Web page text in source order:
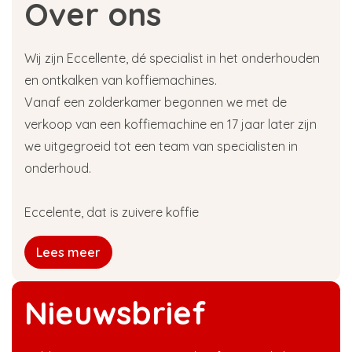
bij ons diverse producten bestellen.
Hoe ontstaat kalkaanslag in mijn
Graef espressomachine?
Nederland behoort tot de landen met de beste
drinkwaterkwaliteit. Daar mogen we best trots
op zijn! Het water bevat echter wel veel kalk.
Die kalk gaat zich na verloop van tijd afzetten
apparaten. Wanneer je daar niets aan doet, zal
de kalkaanslag het apparaat dusdanig
aantasten dat het kapot gaat. Dat wil je
natuurlijk voorkomen, en daarom is het
belangrijk om eens in de zowel tijd je Graef
Nieuwsbrief
Over ons
Wij zijn Eccellente, dé specialist in het onderhouden
en ontkalken van koffiemachines.
Vanaf een zolderkamer begonnen we met de
verkoop van een koffiemachine en 17 jaar later zijn
we uitgegroeid tot een team van specialisten in
onderhoud.
Eccelente, dat is zuivere koffie
Lees meer